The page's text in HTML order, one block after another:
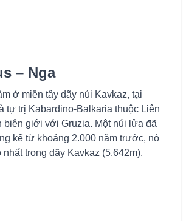
– Nga
ở miền tây dãy núi Kavkaz, tại
tự trị Kabardino-Balkaria thuộc Liên
biên giới với Gruzia. Một núi lửa đã
kể từ khoảng 2.000 năm trước, nó
nhất trong dãy Kavkaz (5.642m).